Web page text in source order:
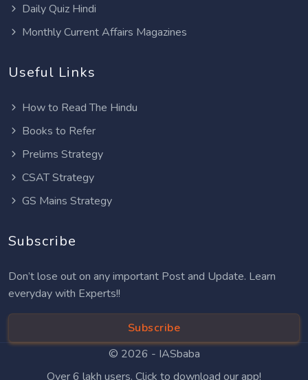
Daily Quiz Hindi
Monthly Current Affairs Magazines
Useful Links
How to Read The Hindu
Books to Refer
Prelims Strategy
CSAT Strategy
GS Mains Strategy
Subscribe
Don’t lose out on any important Post and Update. Learn
everyday with Experts!!
Subscribe
© 2026 - IASbaba
Over 6 lakh users. Click to download our app!